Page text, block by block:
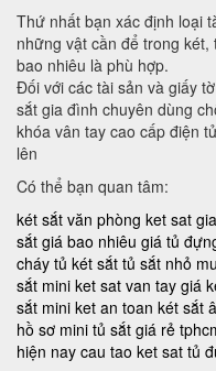
Thứ nhất bạn xác định loại
những vật cần để trong
bao nhiêu là phù hợp.
Đối với các tài sản và giấy
sắt gia đình chuyên dùng
khóa vân tay cao cấp điện
lên
Có thể bạn quan tâm:
két sắt văn phòng ket sat
sắt giá bao nhiêu giá tủ
cháy tủ két sắt tủ sắt nhỏ
sắt mini ket sat van tay giá
sắt mini ket an toan két sắt
hồ sơ mini tủ sắt giá rẻ
hiện nay cau tao ket sat tủ